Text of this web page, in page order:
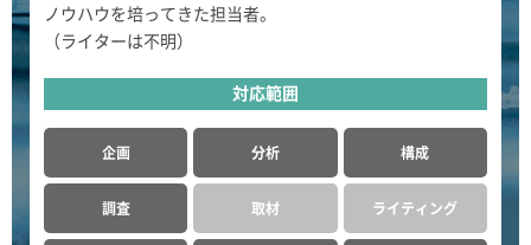
ノウハウを培ってきた担当者。
（ライターは不明）
対応範囲
企画 分析 構成
調査 取材 ライティング